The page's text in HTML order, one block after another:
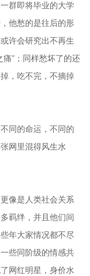
群即将毕业的大学
他愁的是往后的形
许会研究出不再生
”；同样愁坏了的还
，吃不完，不摘掉
同的命运，不同的
网里混得风生水
像是人类社会关系
羁绊，并且他们间
年大家情况都不尽
些同阶级的情感共
网红明星，身价水